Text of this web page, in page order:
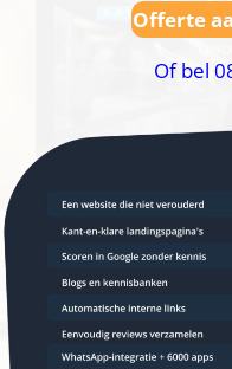
Offerte
Of bel